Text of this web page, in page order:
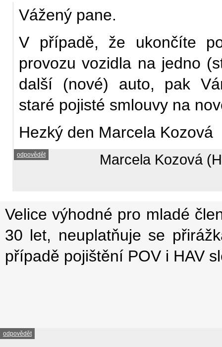
Vážený pane.
V případě, že ukončíte
provozu vozidla na jedno
další (nové) auto, pak
staré pojisté smlouvy na
Hezký den Marcela Kozová
odpovědět Marcela Kozová
Velice výhodné pro mladé
30 let, neuplatňuje se
případě pojištění POV i HAV
odpovědět